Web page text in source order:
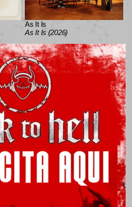
As It Is
As It Is (2026)